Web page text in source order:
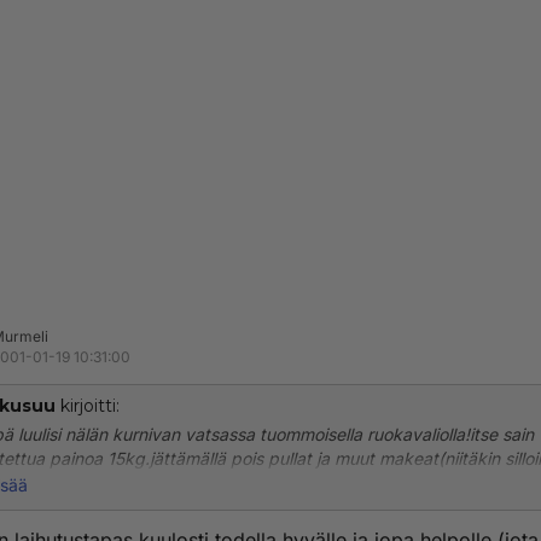
01-19 10:31:00
kirjoitti:
luulisi nälän kurnivan vatsassa tuommoisella ruokavaliolla!itse sain
painoa 15kg.jättämällä pois pullat ja muut makeat(niitäkin
syön myös pari kertaa viikossa.muuten ruokavalioni
muuta terveellistä.aina sanotaa,että "laihduttaja" ei saa syödä